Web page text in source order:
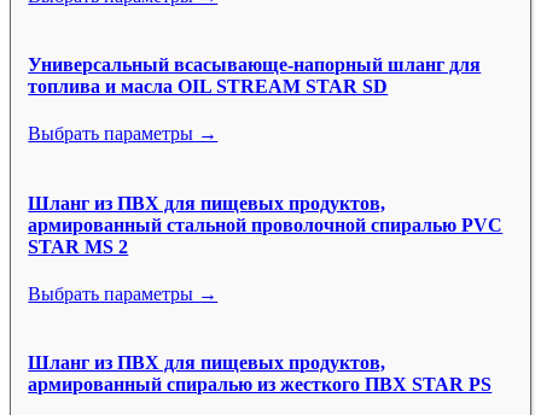
Универсальный всасывающе-напорный шланг для
топлива и масла OIL STREAM STAR SD
Выбрать параметры →
Шланг из ПВХ для пищевых продуктов,
армированный стальной проволочной спиралью PVC
STAR MS 2
Выбрать параметры →
Шланг из ПВХ для пищевых продуктов,
армированный спиралью из жесткого ПВХ STAR PS